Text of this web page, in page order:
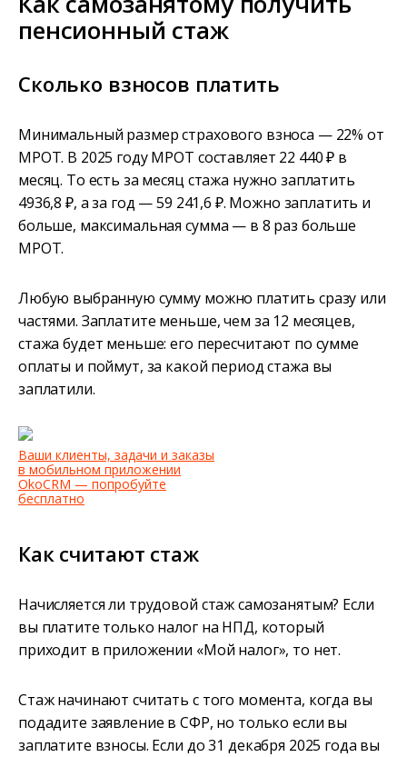
пенсионный стаж
Сколько взносов платить
Минимальный размер страхового взноса — 22% от
МРОТ. В 2025 году МРОТ составляет 22 440 ₽ в
месяц. То есть за месяц стажа нужно заплатить
4936,8 ₽, а за год — 59 241,6 ₽. Можно заплатить и
больше, максимальная сумма — в 8 раз больше
МРОТ.
Любую выбранную сумму можно платить сразу или
частями. Заплатите меньше, чем за 12 месяцев,
стажа будет меньше: его пересчитают по сумме
оплаты и поймут, за какой период стажа вы
заплатили.
Ваши клиенты, задачи и заказы
в мобильном приложении
OkoCRM — попробуйте
бесплатно
Как считают стаж
Начисляется ли трудовой стаж самозанятым? Если
вы платите только налог на НПД, который
приходит в приложении «Мой налог», то нет.
Стаж начинают считать с того момента, когда вы
подадите заявление в СФР, но только если вы
заплатите взносы. Если до 31 декабря 2025 года вы